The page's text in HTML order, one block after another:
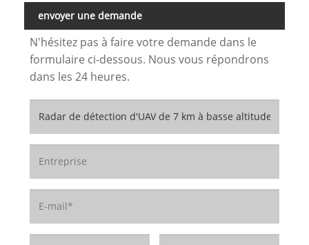
envoyer une demande
N'hésitez pas à faire votre demande dans le
formulaire ci-dessous. Nous vous répondrons
dans les 24 heures.